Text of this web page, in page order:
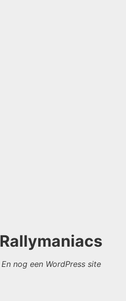
Rallymaniacs
En nog een WordPress site